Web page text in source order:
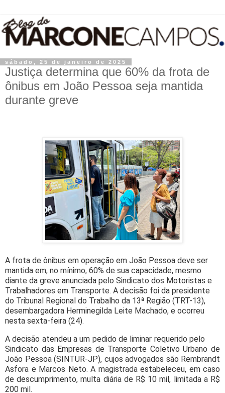
sábado, 25 de janeiro de 2025
Justiça determina que 60% da frota de
ônibus em João Pessoa seja mantida
durante greve
A frota de ônibus em operação em João Pessoa deve ser
mantida em, no mínimo, 60% de sua capacidade, mesmo
diante da greve anunciada pelo Sindicato dos Motoristas e
Trabalhadores em Transporte. A decisão foi da presidente
do Tribunal Regional do Trabalho da 13ª Região (TRT-13),
desembargadora Herminegilda Leite Machado, e ocorreu
nesta sexta-feira (24).
A decisão atendeu a um pedido de liminar requerido pelo
Sindicato das Empresas de Transporte Coletivo Urbano de
João Pessoa (SINTUR-JP), cujos advogados são Rembrandt
Asfora e Marcos Neto. A magistrada estabeleceu, em caso
de descumprimento, multa diária de R$ 10 mil, limitada a R$
200 mil.